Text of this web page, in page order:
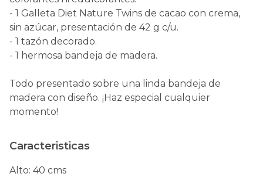
- 1 Galleta Diet Nature Twins de cacao con crema,
sin azúcar, presentación de 42 g c/u.
- 1 tazón decorado.
- 1 hermosa bandeja de madera.
Todo presentado sobre una linda bandeja de
madera con diseño. ¡Haz especial cualquier
momento!
Caracteristicas
Alto: 40 cms